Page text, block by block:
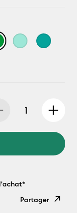
Partager